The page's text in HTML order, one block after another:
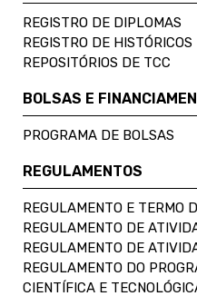
REGISTRO DE DIPLOMAS
REGISTRO DE HISTÓRICOS
REPOSITÓRIOS DE TCC
BOLSAS E
PROGRAMA DE BOLSAS
REGULAMENTOS
REGULAMENTO E TERMO
REGULAMENTO DE
REGULAMENTO DE
REGULAMENTO DO
CIENTÍFICA E